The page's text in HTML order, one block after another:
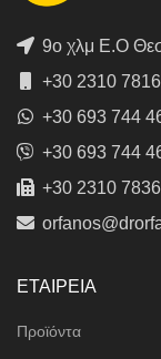
9ο χλμ Ε.Ο
+30 2310
+30 693 744
+30 693 744
+30 2310
ΕΤΑΙΡΕΙΑ
Προϊόντα